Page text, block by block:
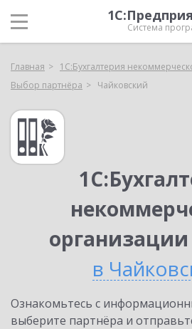
Система
Главная
1С:Бухгалтерия
Выбор партнёра
Чайковский
в
Ознакомьтесь с
выберите партнёра и